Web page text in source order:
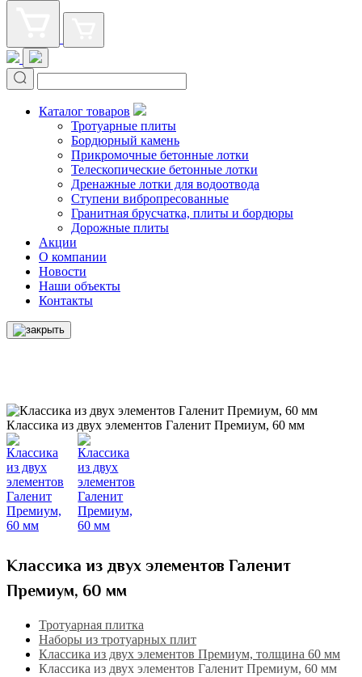
Каталог товаров
Тротуарные плиты
Бордюрный камень
Прикромочные бетонные лотки
Телескопические бетонные лотки
Дренажные лотки для водоотвода
Ступени вибропресованные
Гранитная брусчатка, плиты и бордюры
Дорожные плиты
Акции
О компании
Новости
Наши объекты
Контакты
Классика из двух элементов Галенит Премиум, 60 мм
Классика из двух элементов Галенит
Премиум, 60 мм
Тротуарная плитка
Наборы из тротуарных плит
Классика из двух элементов Премиум, толщина 60 мм
Классика из двух элементов Галенит Премиум, 60 мм